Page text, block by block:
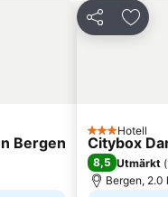
Bergen
Dela
3 Stjärnor
Hotell
Citybox
8,5 Utmärkt (
Bergen, 2.0